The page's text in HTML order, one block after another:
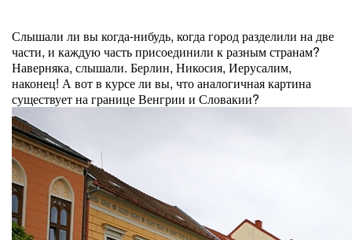
Слышали ли вы когда-нибудь, когда город разделили на две
части, и каждую часть присоединили к разным странам?
Наверняка, слышали. Берлин, Никосия, Иерусалим,
наконец! А вот в курсе ли вы, что аналогичная картина
существует на границе Венгрии и Словакии?